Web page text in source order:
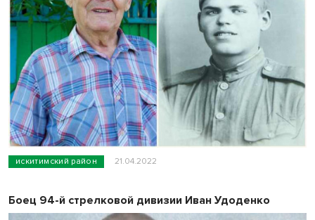
искитимский район 21.04.2022
Боец 94-й стрелковой дивизии Иван Удоденко